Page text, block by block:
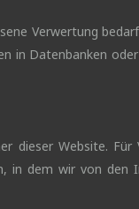
Verwertung
in Datenbanken
dieser Website.
in dem wir von den